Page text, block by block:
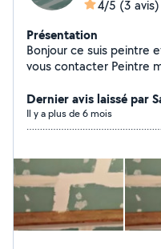
4/5 (3 avis)
Présentation
Bonjour ce suis peintre et carlage vous intéressé merci
Dernier avis laissé par
Il y a plus de 6 mois